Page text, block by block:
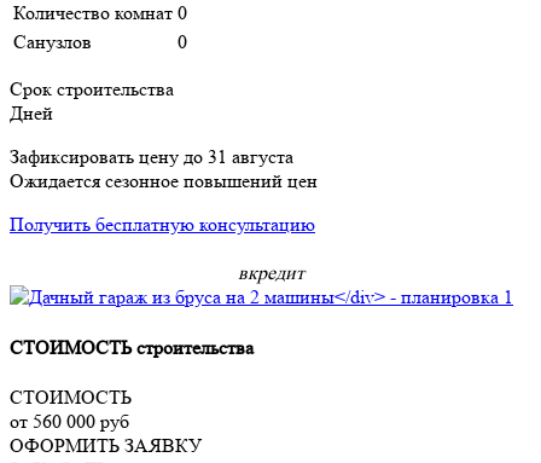
Количество комнат 0
Санузлов
0
Срок строительства
Дней
Зафиксировать цену до 31 августа
Ожидается сезонное повышений цен
Получить бесплатную консультацию
вкредит
СТОИМОСТЬ строительства
СТОИМОСТЬ
от 560 000 руб
ОФОРМИТЬ ЗАЯВКУ